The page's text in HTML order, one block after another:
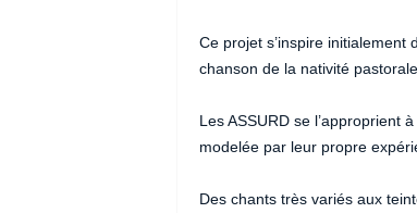
Ce projet s’inspire initialement
chanson de la nativité
Les ASSURD se l’approprient
modelée par leur propre
Des chants très variés aux